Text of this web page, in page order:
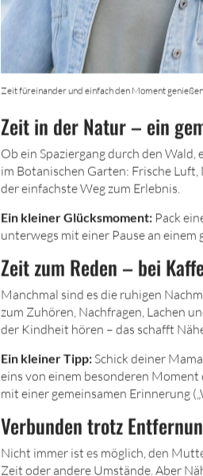
Zeit füreinander und einfach den Moment
Zeit in der Natur – ein
Ob ein Spaziergang durch den
im Botanischen Garten: Frische
der einfachste Weg zum Erlebnis.
Ein kleiner Glücksmoment: Pack
unterwegs mit einer Pause an einem
Zeit zum Reden – bei
Manchmal sind es die ruhigen
zum Zuhören, Nachfragen, Lachen
der Kindheit hören – das schafft
Ein kleiner Tipp: Schick deiner
eins von einem besonderen Moment
mit einer gemeinsamen Erinnerung
Verbunden trotz
Nicht immer ist es möglich, den
Zeit oder andere Umstände. Aber